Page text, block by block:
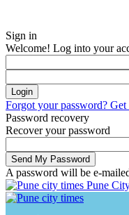
Sign in
Welcome! Log into your
Forgot your password? Get
Password recovery
Recover your password
A password will be e-
Pune